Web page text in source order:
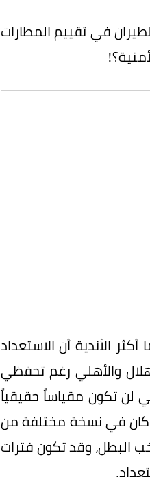
في تقييم المطارات
الأندية أن الاستعداد
والأهلي رغم تحفظي
لن تكون مقياساً حقيقياً
كان في نسخة مختلفة من
البطل، وقد تكون فترات